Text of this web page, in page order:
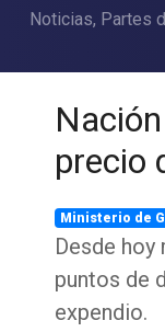
Noticias, Partes
precio
Ministerio de
Desde
puntos de
expendio.